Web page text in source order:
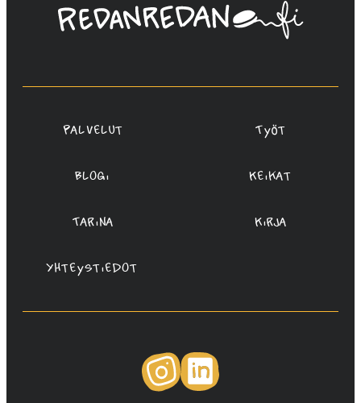
Linda
Saukko-
Oy
Palvelut Työt
Blogi Keikat
Tarina Kirja
Yhteystiedot
Instagram